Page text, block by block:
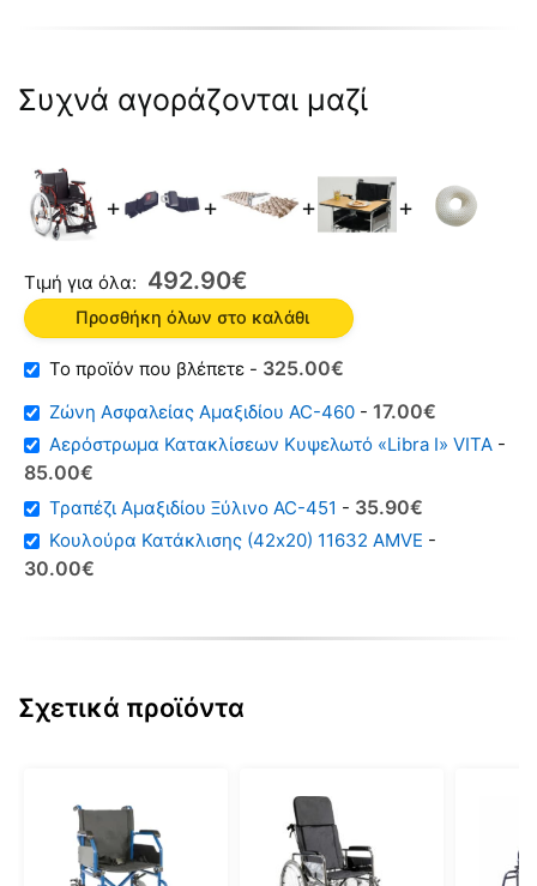
Συχνά αγοράζονται μαζί
+ + + +
Τιμή για όλα: 492.90€
Προσθήκη όλων στο καλάθι
- 325.00€
Ζώνη Ασφαλείας Αμαξιδίου AC-460 - Original
price
30.00€.
17.00€
Η
τρέχουσα
είναι:
Αερόστρωμα Κατακλίσεων Κυψελωτό «Libra I» VITA -
Original
price
was:
139.00€.
85.00€
Η
τρέχουσα
τιμή
είναι:
Τραπέζι Αμαξιδίου Ξύλινο AC-451 - Original
price
35.90€
Η
τρέχουσα
Κουλούρα Κατάκλισης (42x20) 11632 AMVE -
Original
30.00€
Η
Σχετικά προϊόντα
προϊόν